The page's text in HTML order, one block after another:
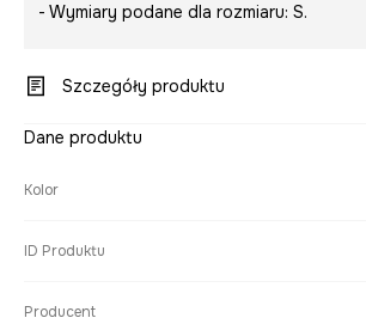
- Wymiary podane dla rozmiaru: S.
Szczegóły produktu
Dane produktu
Kolor
ID Produktu
Producent